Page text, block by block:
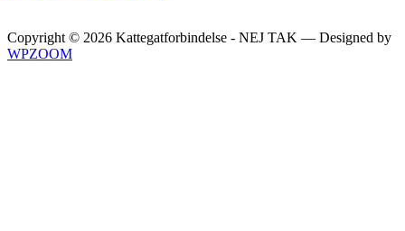
Copyright © 2026 Kattegatforbindelse - NEJ TAK — Designed by
WPZOOM